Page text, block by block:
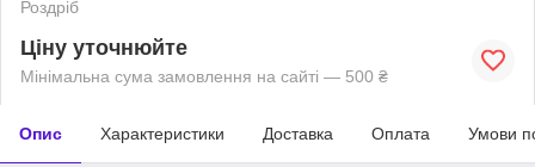
Роздріб
Ціну уточнюйте
Мінімальна сума замовлення на сайті — 500 ₴
Опис Характеристики Доставка Оплата Умови